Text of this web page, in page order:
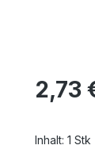
Regulärer
2,73
Inhalt: 1 Stk